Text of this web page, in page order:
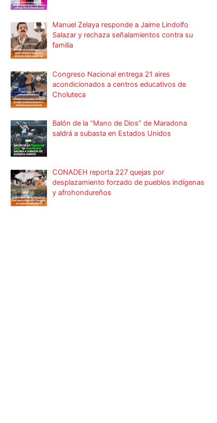
Manuel Zelaya responde a Jaime Lindolfo
Salazar y rechaza señalamientos contra su
familia
Congreso Nacional entrega 21 aires
acondicionados a centros educativos de
Choluteca
Balón de la “Mano de Dios” de Maradona
saldrá a subasta en Estados Unidos
CONADEH reporta 227 quejas por
desplazamiento forzado de pueblos indígenas
y afrohondureños